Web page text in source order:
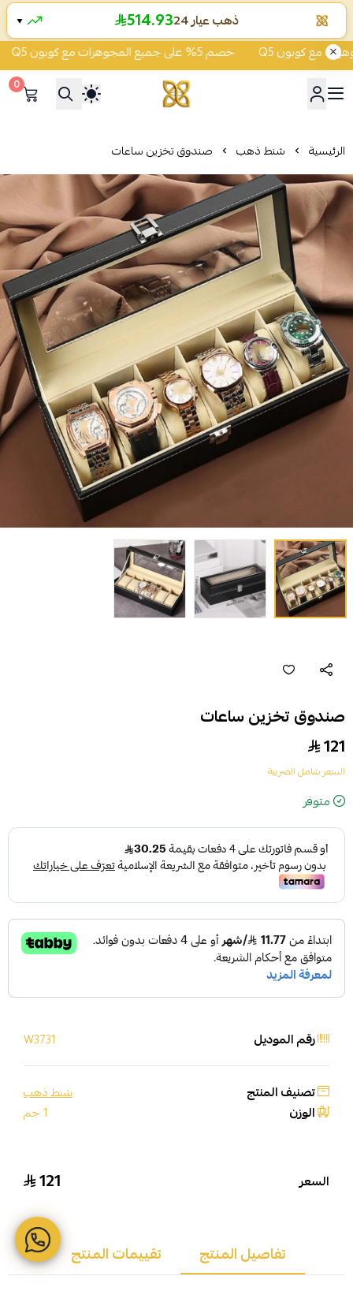
خصم 5% على جميع المجوهرات مع كوبون Q5
شركة قمة زاوية الشفاء
0
الرئيسية شنط ذهب صندوق تخزين ساعات
صندوق تخزين ساعات
121
السعر شامل الضريبة
متوفر
رقم الموديل W3731
تصنيف المنتج شنط ذهب
الوزن 1 جم
السعر 121
تفاصيل المنتج تقييمات المنتج
ذهب عيار 24 514.93
▼